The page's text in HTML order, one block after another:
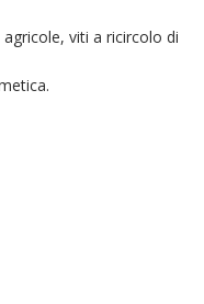
viti a ricircolo di